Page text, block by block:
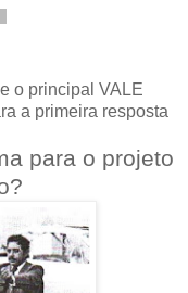
o principal VALE
a primeira resposta
para o projeto